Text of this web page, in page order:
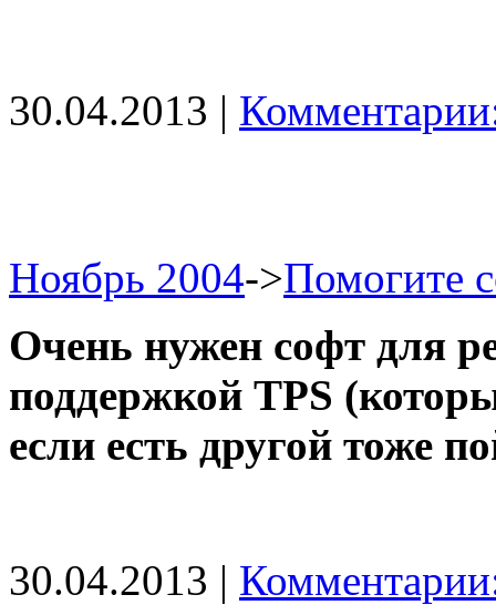
30.04.2013 |
Ноябрь 2004->Помогите
Очень нужен софт для
поддержкой TPS
если есть другой тоже
30.04.2013 |